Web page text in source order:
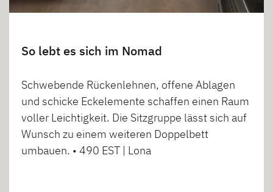
So lebt es sich im Nomad
Schwebende Rückenlehnen, offene Ablagen
und schicke Eckelemente schaffen einen Raum
voller Leichtigkeit. Die Sitzgruppe lässt sich auf
Wunsch zu einem weiteren Doppelbett
umbauen. • 490 EST | Lona